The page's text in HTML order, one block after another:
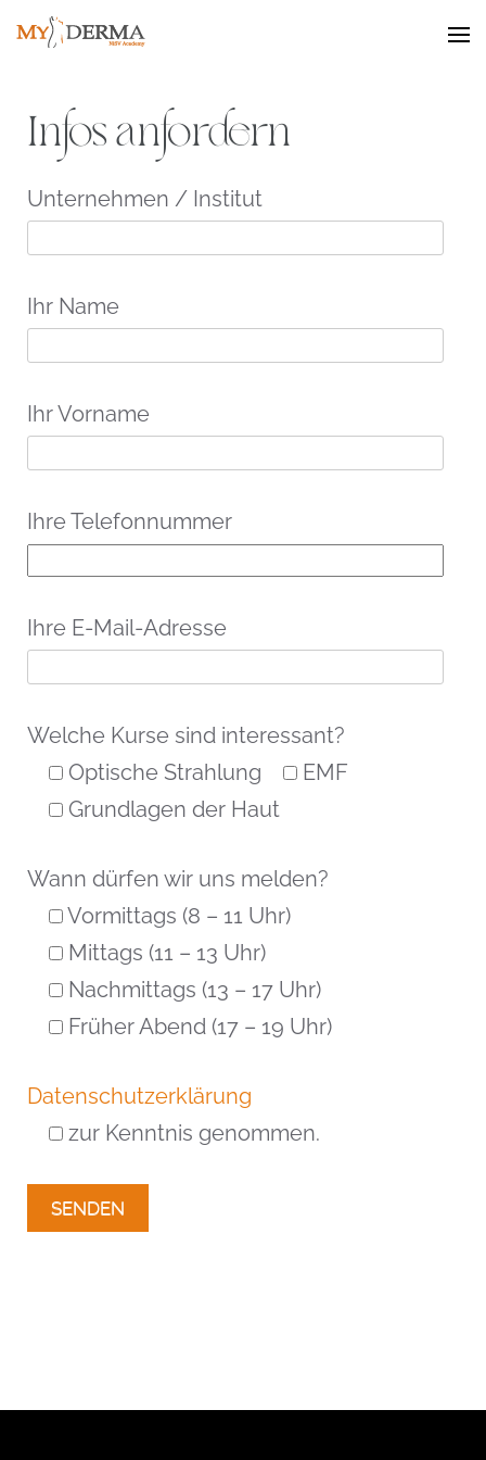
Infos anfordern
Unternehmen / Institut
Ihr Name
Ihr Vorname
Ihre Telefonnummer
Ihre E-Mail-Adresse
Welche Kurse sind interessant?
Optische Strahlung
EMF
Grundlagen der Haut
Wann dürfen wir uns melden?
Vormittags (8 – 11 Uhr)
Mittags (11 – 13 Uhr)
Nachmittags (13 – 17 Uhr)
Früher Abend (17 – 19 Uhr)
Datenschutzerklärung
zur Kenntnis genommen.